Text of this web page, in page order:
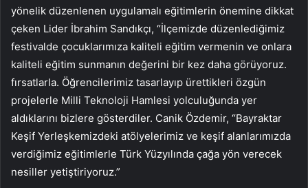
yönelik düzenlenen uygulamalı eğitimlerin önemine dikkat
çeken Lider İbrahim Sandıkçı, “İlçemizde düzenlediğimiz
festivalde çocuklarımıza kaliteli eğitim vermenin ve onlara
kaliteli eğitim sunmanın değerini bir kez daha görüyoruz.
fırsatlarla. Öğrencilerimiz tasarlayıp ürettikleri özgün
projelerle Milli Teknoloji Hamlesi yolculuğunda yer
aldıklarını bizlere gösterdiler. Canik Özdemir, “Bayraktar
Keşif Yerleşkemizdeki atölyelerimiz ve keşif alanlarımızda
verdiğimiz eğitimlerle Türk Yüzyılında çağa yön verecek
nesiller yetiştiriyoruz.”